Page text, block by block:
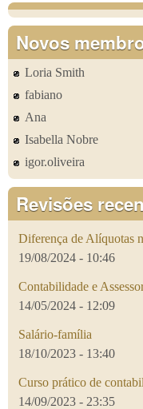
Novos
Loria Smith
fabiano
Ana
Isabella Nobre
igor.oliveira
Revisões
Diferença de Alíquotas
19/08/2024 - 10:46
Contabilidade e
14/05/2024 - 12:09
Salário-família
18/10/2023 - 13:40
Curso prático de
14/09/2023 - 23:35